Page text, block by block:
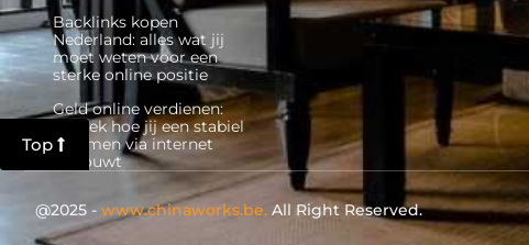
Top
Backlinks kopen
Nederland: alles wat jij
moet weten voor een
sterke online positie
Geld online verdienen:
ontdek hoe jij een stabiel
inkomen via internet
opbouwt
@2025 - www.chinaworks.be. All Right Reserved.